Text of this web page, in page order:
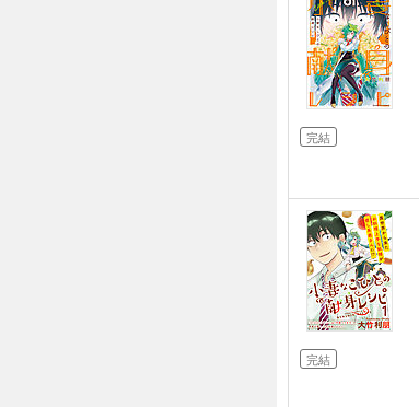
完結
完結